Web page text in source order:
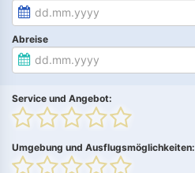
Abreise
Service und Angebot:
Umgebung und Ausflugsmöglichkeiten: